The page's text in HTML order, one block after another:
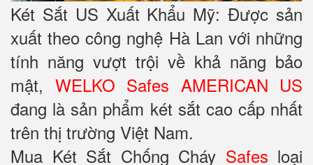
Két Sắt US Xuất Khẩu Mỹ: Được sản
xuất theo công nghệ Hà Lan với những
tính năng vượt trội về khả năng bảo
mật, WELKO Safes AMERICAN US
đang là sản phẩm két sắt cao cấp nhất
trên thị trường Việt Nam.
Mua Két Sắt Chống Cháy Safes loại